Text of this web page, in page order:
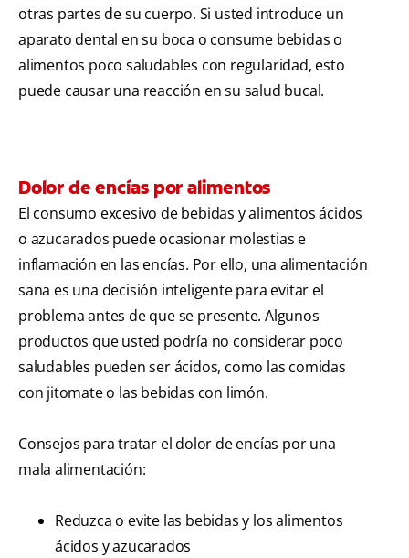
otras partes de su cuerpo. Si usted introduce un
aparato dental en su boca o consume bebidas o
alimentos poco saludables con regularidad, esto
puede causar una reacción en su salud bucal.
Dolor de encías por alimentos
El consumo excesivo de bebidas y alimentos ácidos
o azucarados puede ocasionar molestias e
inflamación en las encías. Por ello, una alimentación
sana es una decisión inteligente para evitar el
problema antes de que se presente. Algunos
productos que usted podría no considerar poco
saludables pueden ser ácidos, como las comidas
con jitomate o las bebidas con limón.
Consejos para tratar el dolor de encías por una
mala alimentación:
Reduzca o evite las bebidas y los alimentos
ácidos y azucarados